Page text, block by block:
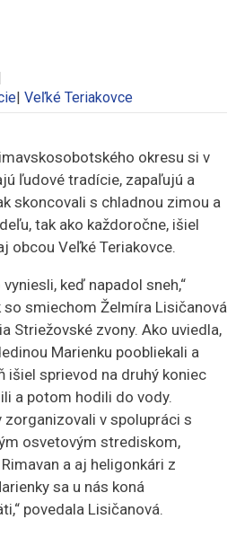
| Veľké Teriakovce
okresu si v
ľudové tradície, zapaľujú a
skoncovali s chladnou zimou a
tak ako každoročne, išiel
obcou Veľké Teriakovce.
keď napadol sneh,“
so smiechom Želmíra Lisičanová
Striežovské zvony. Ako uviedla,
Marienku poobliekali a
išiel sprievod na druhý koniec
a potom hodili do vody.
v spolupráci s
osvetovým strediskom,
a aj heligonkári z
sa u nás koná
povedala Lisičanová.